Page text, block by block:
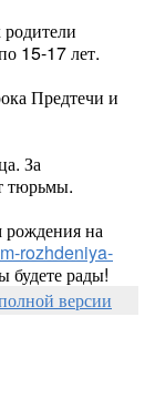
15-17 лет.
Предтечи и
За
тюрьмы.
рождения на
rozhdeniya-
будете рады!
версии